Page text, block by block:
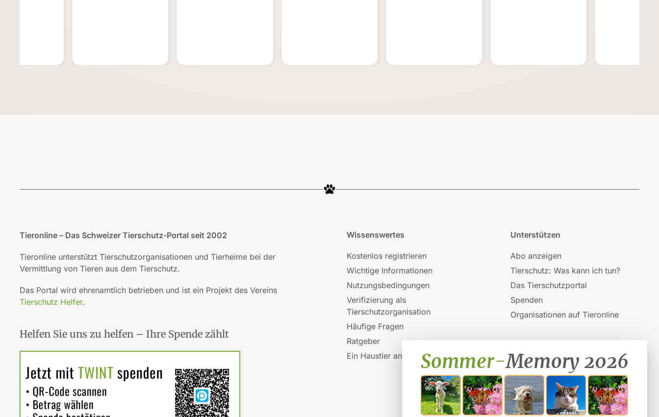
Tieronline – Das Schweizer Tierschutz-Portal seit 2002
Tieronline unterstützt Tierschutzorganisationen und Tierheime bei der
Vermittlung von Tieren aus dem Tierschutz.
Das Portal wird ehrenamtlich betrieben und ist ein Projekt des Vereins
Tierschutz Helfer.
Helfen Sie uns zu helfen – Ihre Spende zählt
Wissenswertes
Kostenlos registrieren
Wichtige Informationen
Nutzungsbedingungen
Verifizierung als
Tierschutzorganisation
Häufige Fragen
Ratgeber
Ein Haustier anschaffen
Unterstützen
Abo anzeigen
Tierschutz: Was kann ich tun?
Das Tierschutzportal
Spenden
Organisationen auf Tieronline